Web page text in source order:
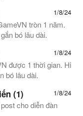
1/8/24
tròn 1 năm.
bó lâu dài.
1/8/24
được 1 thời gian. Hi
bó lâu dài.
1/8/24
(1)
cho diễn đàn